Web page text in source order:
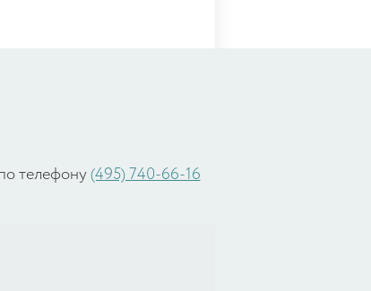
телефону (495) 740-66-16